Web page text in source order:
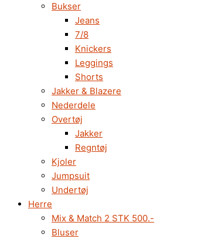
Bukser
Jeans
7/8
Knickers
Leggings
Shorts
Jakker & Blazere
Nederdele
Overtøj
Jakker
Regntøj
Kjoler
Jumpsuit
Undertøj
Herre
Mix & Match 2 STK 500.-
Bluser